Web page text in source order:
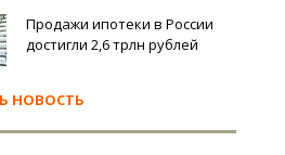
Продажи ипотеки в России
достигли 2,6 трлн рублей
НОВОСТЬ